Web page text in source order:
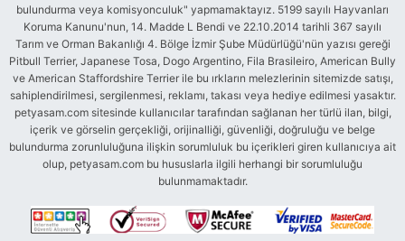
bulundurma veya komisyonculuk" yapmamaktayız. 5199 sayılı Hayvanları
Koruma Kanunu'nun, 14. Madde L Bendi ve 22.10.2014 tarihli 367 sayılı
Tarım ve Orman Bakanlığı 4. Bölge İzmir Şube Müdürlüğü'nün yazısı gereği
Pitbull Terrier, Japanese Tosa, Dogo Argentino, Fila Brasileiro, American Bully
ve American Staffordshire Terrier ile bu ırkların melezlerinin sitemizde satışı,
sahiplendirilmesi, sergilenmesi, reklamı, takası veya hediye edilmesi yasaktır.
petyasam.com sitesinde kullanıcılar tarafından sağlanan her türlü ilan, bilgi,
içerik ve görselin gerçekliği, orijinalliği, güvenliği, doğruluğu ve belge
bulundurma zorunluluğuna ilişkin sorumluluk bu içerikleri giren kullanıcıya ait
olup, petyasam.com bu hususlarla ilgili herhangi bir sorumluluğu
bulunmamaktadır.